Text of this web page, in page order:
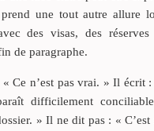
une tout autre allure
des visas, des
de paragraphe.
Ce n’est pas vrai. » Il écrit :
difficilement
» Il ne dit pas : «